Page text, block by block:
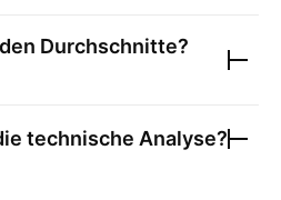
Durchschnitte?
technische Analyse?